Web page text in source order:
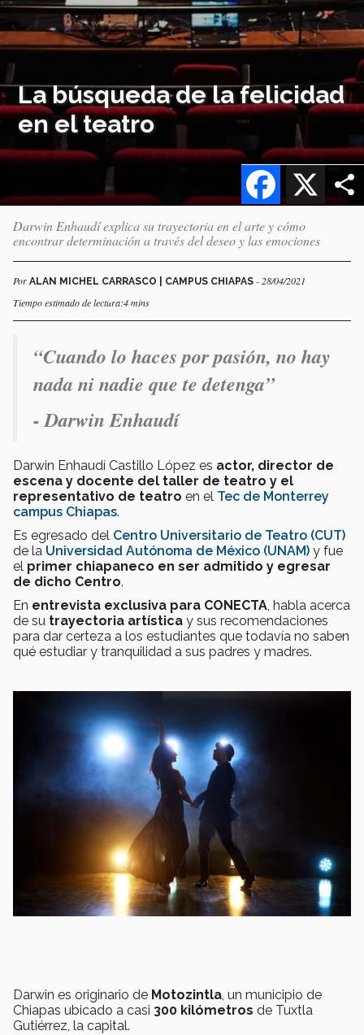
La búsqueda de la felicidad
en el teatro
X
Facebook
Darwin Enhaudí explica su trayectoria en el arte y cómo
encontrar determinación a través del deseo y las emociones
Por ALAN MICHEL CARRASCO | CAMPUS CHIAPAS - 28/04/2021
Tiempo estimado de lectura:4 mins
“Cuando lo haces por pasión, no hay
nada ni nadie que te detenga”
- Darwin Enhaudí
Darwin Enhaudí Castillo López es actor, director de
escena y docente del taller de teatro y el
representativo de teatro en el Tec de Monterrey
campus Chiapas.
Es egresado del Centro Universitario de Teatro (CUT)
de la Universidad Autónoma de México (UNAM) y fue
el primer chiapaneco en ser admitido y egresar
de dicho Centro.
En entrevista exclusiva para CONECTA , habla acerca
de su trayectoria artística y sus recomendaciones
para dar certeza a los estudiantes que todavía no saben
qué estudiar y tranquilidad a sus padres y madres.
Darwin es originario de Motozintla, un municipio de
Chiapas ubicado a casi 300 kilómetros de Tuxtla
Gutiérrez, la capital.